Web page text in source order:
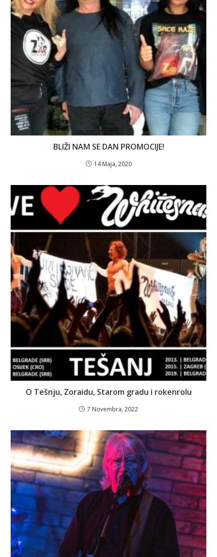
BLIŽI NAM SE DAN PROMOCIJE!
14 Maja, 2020
O Tešnju, Zoraidu, Starom gradu i rokenrolu
7 Novembra, 2022